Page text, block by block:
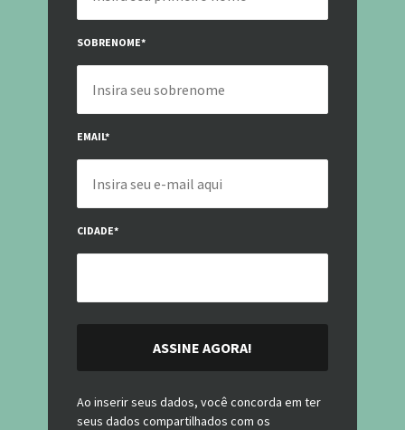
SOBRENOME*
EMAIL*
CIDADE*
ASSINE AGORA!
Ao inserir seus dados, você concorda em ter
seus dados compartilhados com os